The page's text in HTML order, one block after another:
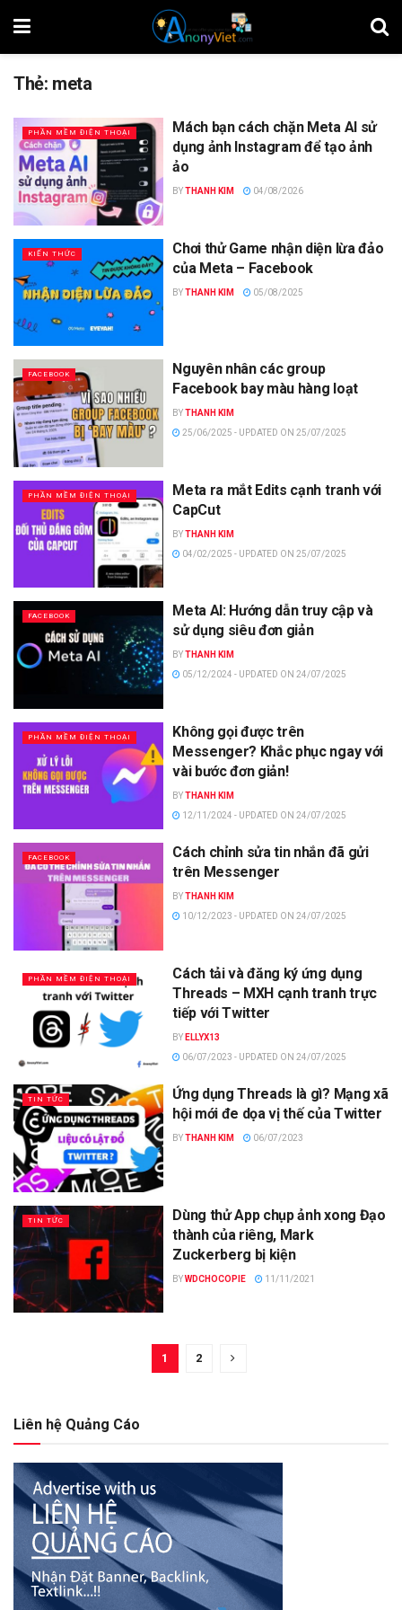
Thẻ: meta
PHẦN MỀM ĐIỆN THOẠI
Mách bạn cách chặn Meta AI sử
dụng ảnh Instagram để tạo ảnh
ảo
BYTHANH KIM 04/08/2026
KIẾN THỨC
Chơi thử Game nhận diện lừa đảo
của Meta – Facebook
BYTHANH KIM 05/08/2025
FACEBOOK
Nguyên nhân các group
Facebook bay màu hàng loạt
BYTHANH KIM
25/06/2025 - UPDATED ON 25/07/2025
PHẦN MỀM ĐIỆN THOẠI
Meta ra mắt Edits cạnh tranh với
CapCut
BYTHANH KIM
04/02/2025 - UPDATED ON 25/07/2025
FACEBOOK
Meta AI: Hướng dẫn truy cập và
sử dụng siêu đơn giản
BYTHANH KIM
05/12/2024 - UPDATED ON 24/07/2025
PHẦN MỀM ĐIỆN THOẠI
Không gọi được trên
Messenger? Khắc phục ngay với
vài bước đơn giản!
BYTHANH KIM
12/11/2024 - UPDATED ON 24/07/2025
FACEBOOK
Cách chỉnh sửa tin nhắn đã gửi
trên Messenger
BYTHANH KIM
10/12/2023 - UPDATED ON 24/07/2025
PHẦN MỀM ĐIỆN THOẠI
Cách tải và đăng ký ứng dụng
Threads – MXH cạnh tranh trực
tiếp với Twitter
BY ELLYX13
06/07/2023 - UPDATED ON 24/07/2025
TIN TỨC
Ứng dụng Threads là gì? Mạng xã
hội mới đe dọa vị thế của Twitter
BYTHANH KIM 06/07/2023
TIN TỨC
Dùng thử App chụp ảnh xong Đạo
thành của riêng, Mark
Zuckerberg bị kiện
BYWDCHOCOPIE 11/11/2021
1 2
Liên hệ Quảng Cáo